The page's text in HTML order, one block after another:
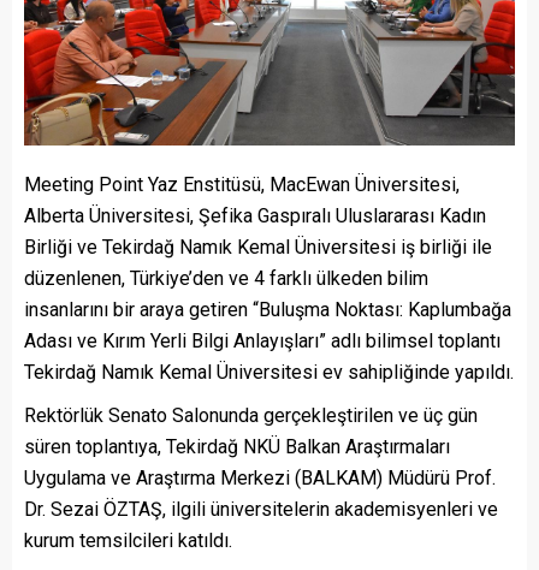
Meeting Point Yaz Enstitüsü, MacEwan Üniversitesi,
Alberta Üniversitesi, Şefika Gaspıralı Uluslararası Kadın
Birliği ve Tekirdağ Namık Kemal Üniversitesi iş birliği ile
düzenlenen, Türkiye’den ve 4 farklı ülkeden bilim
insanlarını bir araya getiren “Buluşma Noktası: Kaplumbağa
Adası ve Kırım Yerli Bilgi Anlayışları” adlı bilimsel toplantı
Tekirdağ Namık Kemal Üniversitesi ev sahipliğinde yapıldı.
Rektörlük Senato Salonunda gerçekleştirilen ve üç gün
süren toplantıya, Tekirdağ NKÜ Balkan Araştırmaları
Uygulama ve Araştırma Merkezi (BALKAM) Müdürü Prof.
Dr. Sezai ÖZTAŞ, ilgili üniversitelerin akademisyenleri ve
kurum temsilcileri katıldı.